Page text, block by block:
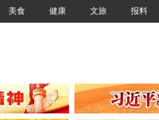
美食 健康 文旅 报料